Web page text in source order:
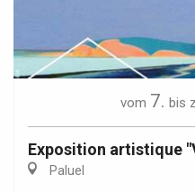
vom 7. bis
Exposition artistique
Paluel